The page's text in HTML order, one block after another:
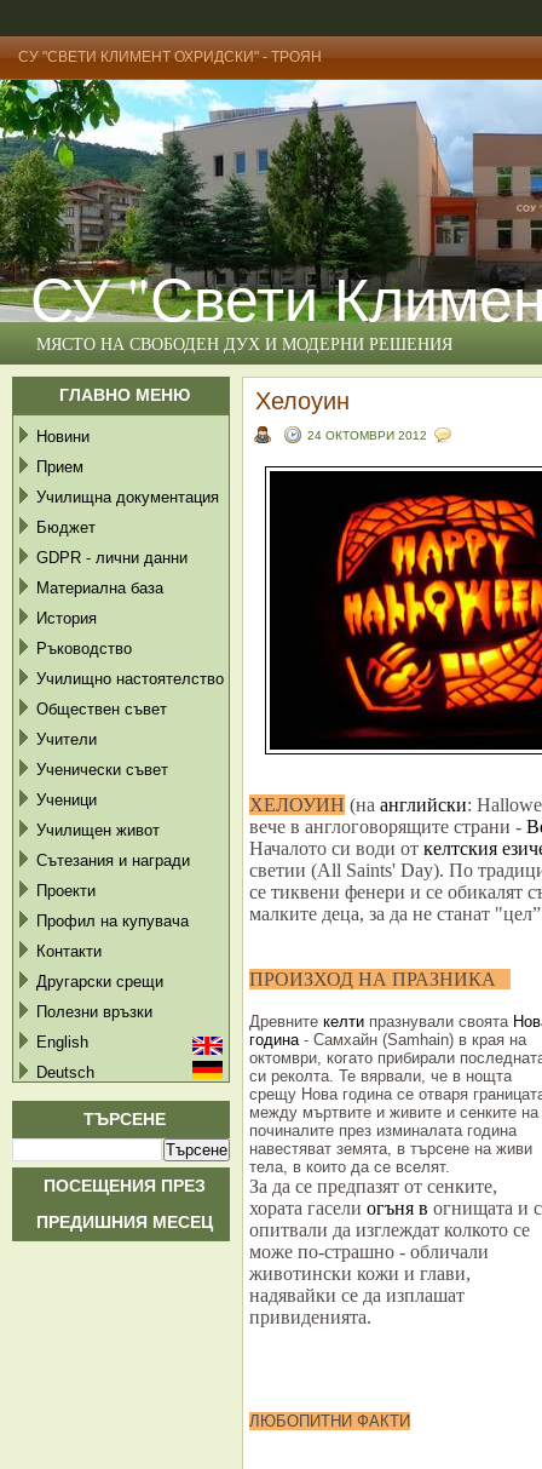
СУ "СВЕТИ КЛИМЕНТ ОХРИДСКИ" - ТРОЯН
СУ "Свети
МЯСТО НА СВОБОДЕН ДУХ И МОДЕРНИ РЕШЕНИЯ
ГЛАВНО МЕНЮ
Новини
Прием
Училищна документация
Бюджет
GDPR - лични данни
Материална база
История
Ръководство
Училищно настоятелство
Обществен съвет
Учители
Ученически съвет
Ученици
Училищен живот
Сътезания и награди
Проекти
Профил на купувача
Контакти
Другарски срещи
Полезни връзки
English
Deutsch
ТЪРСЕНЕ
ПОСЕЩЕНИЯ ПРЕЗ
ПРЕДИШНИЯ МЕСЕЦ
Хелоуин
24 ОКТОМВРИ 2012
ХЕЛОУИН (на английски:
вече в англоговорящите страни -
Началото си води от келтския
светии (All Saints' Day). По
се тиквени фенери и се обикалят
малките деца, за да
ПРОИЗХОД НА ПРАЗНИКА
Древните келти празнували своята
година- Самхайн (Samhain) в края на
октомври, когато прибирали
си реколта. Те вярвали, че в нощта
срещу Нова година се отваря
между мъртвите и живите и сенките на
починалите през изминалата година
навестяват земята, в търсене на живи
тела, в които да се вселят.
За да се предпазят от сенките,
хората гасели огъня в огнищата и
опитвали да изглеждат колкото се
може по-страшно - обличали
животински кожи и глави,
надявайки се да изплашат
ЛЮБОПИТНИ ФАКТИ